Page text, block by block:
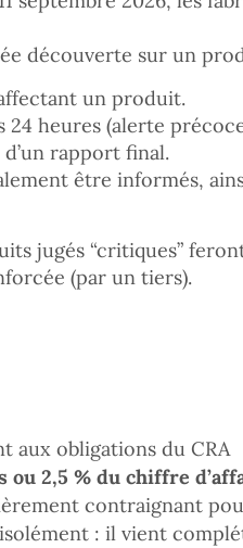
découverte sur un
un produit.
heures (alerte
rapport final.
être informés,
jugés “critiques”
(par un tiers).
aux obligations du CRA
ou 2,5 % du chiffre
contraignant
: il vient